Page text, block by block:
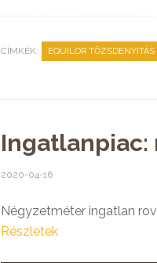
CÍMKÉK: EQUILOR TŐZSDENYITÁS
Ingatlanpiac:
2020-04-16
Négyzetméter ingatlan
Részletek